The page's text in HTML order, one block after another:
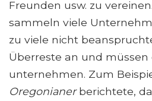
Freunden usw. zu
sammeln viele
zu viele nicht
Überreste an und
unternehmen. Zum
Oregonianerberichtete,